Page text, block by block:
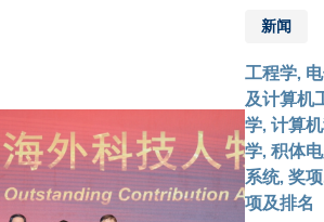
合作协
议，共
同成立
「香港
科技大
学 - 京
东集团
联合实
新闻
工程学,
及计算机
学, 计算
学, 积体
系统, 奖
项及排名